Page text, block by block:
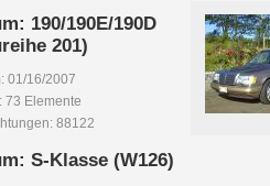
190/190E/190D
201)
01/16/2007
73 Elemente
88122
S-Klasse (W126)